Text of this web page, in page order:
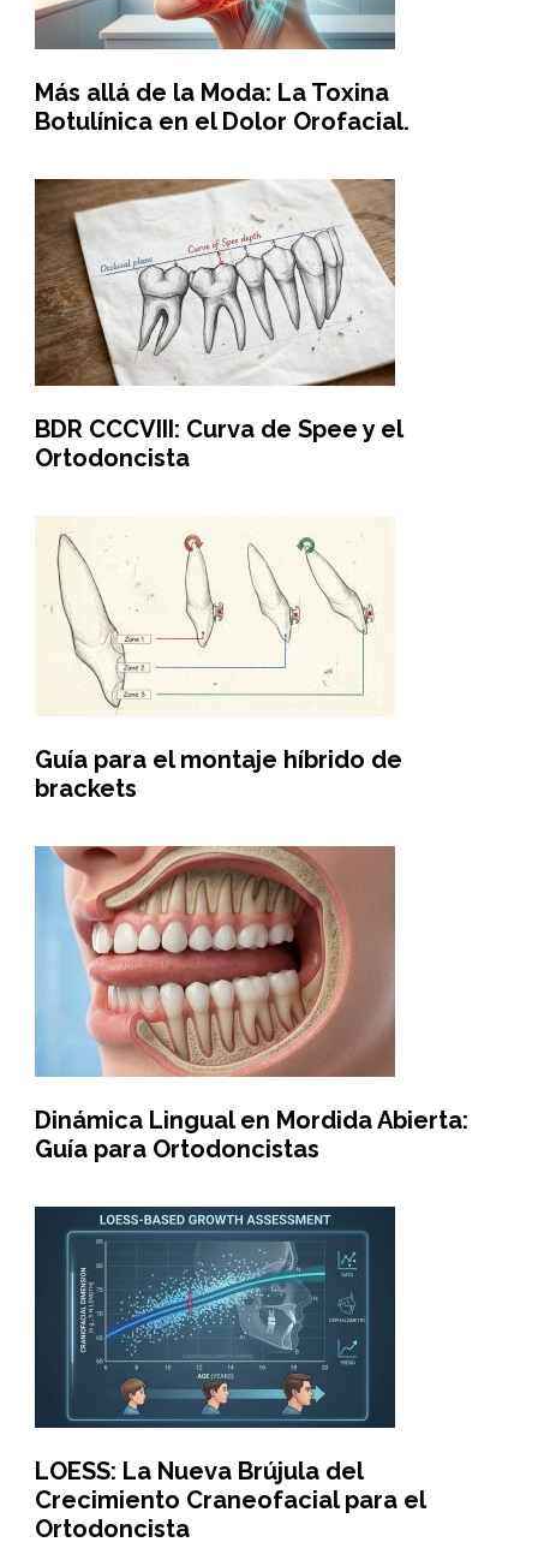
Más allá de la Moda: La Toxina
Botulínica en el Dolor Orofacial.
BDR CCCVIII: Curva de Spee y el
Ortodoncista
Guía para el montaje híbrido de
brackets
Dinámica Lingual en Mordida Abierta:
Guía para Ortodoncistas
LOESS: La Nueva Brújula del
Crecimiento Craneofacial para el
Ortodoncista